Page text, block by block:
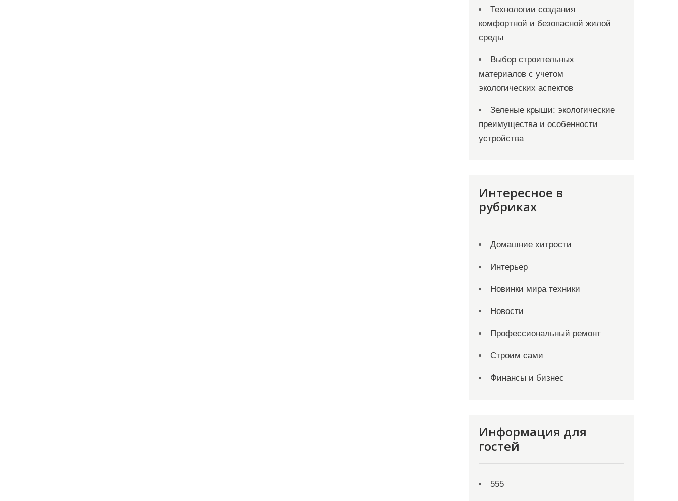
Технологии создания
комфортной и безопасной жилой
среды
Выбор строительных
материалов с учетом
экологических аспектов
Зеленые крыши: экологические
преимущества и особенности
устройства
Интересное в
рубриках
Домашние хитрости
Интерьер
Новинки мира техники
Новости
Профессиональный ремонт
Строим сами
Финансы и бизнес
Информация для
гостей
555